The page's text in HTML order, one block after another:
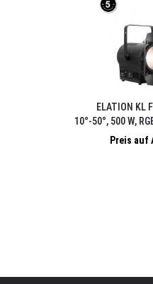
ELATION KL
10°-50°, 500 W,
inkl. Torblende,
Preis auf